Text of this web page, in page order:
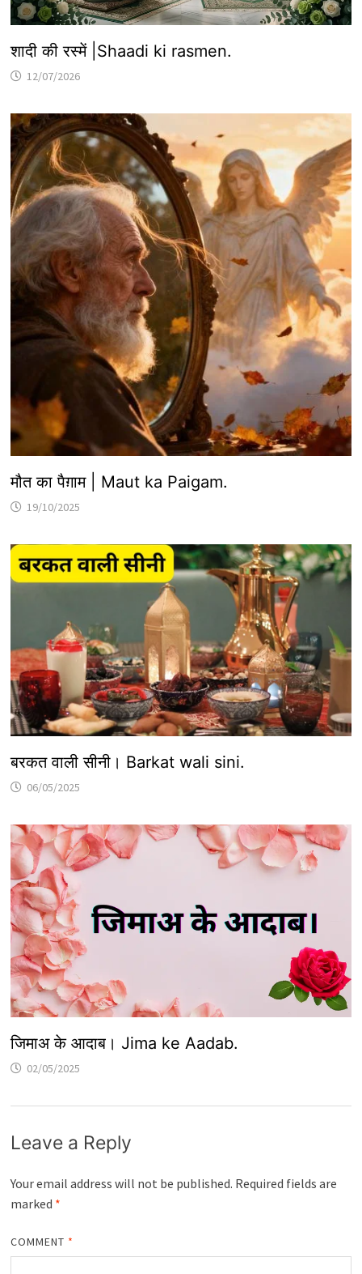
शादी की रस्में |Shaadi ki rasmen.
12/07/2026
मौत का पैग़ाम | Maut ka Paigam.
19/10/2025
बरकत वाली सीनी। Barkat wali sini.
06/05/2025
जिमाअ के आदाब। Jima ke Aadab.
02/05/2025
Leave a Reply
Your email address will not be published. Required fields are
marked *
COMMENT *